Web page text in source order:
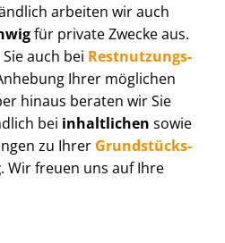
arbeiten wir auch
für private Zwecke aus.
auch bei Rest­nut­zungs­
Ihrer möglichen
hinaus beraten wir Sie
bei inhaltlichen sowie
zu Ihrer Grund­stücks­
. Wir freuen uns auf Ihre